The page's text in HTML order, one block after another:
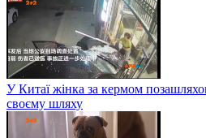
У Китаї жінка за кермом
своєму шляху